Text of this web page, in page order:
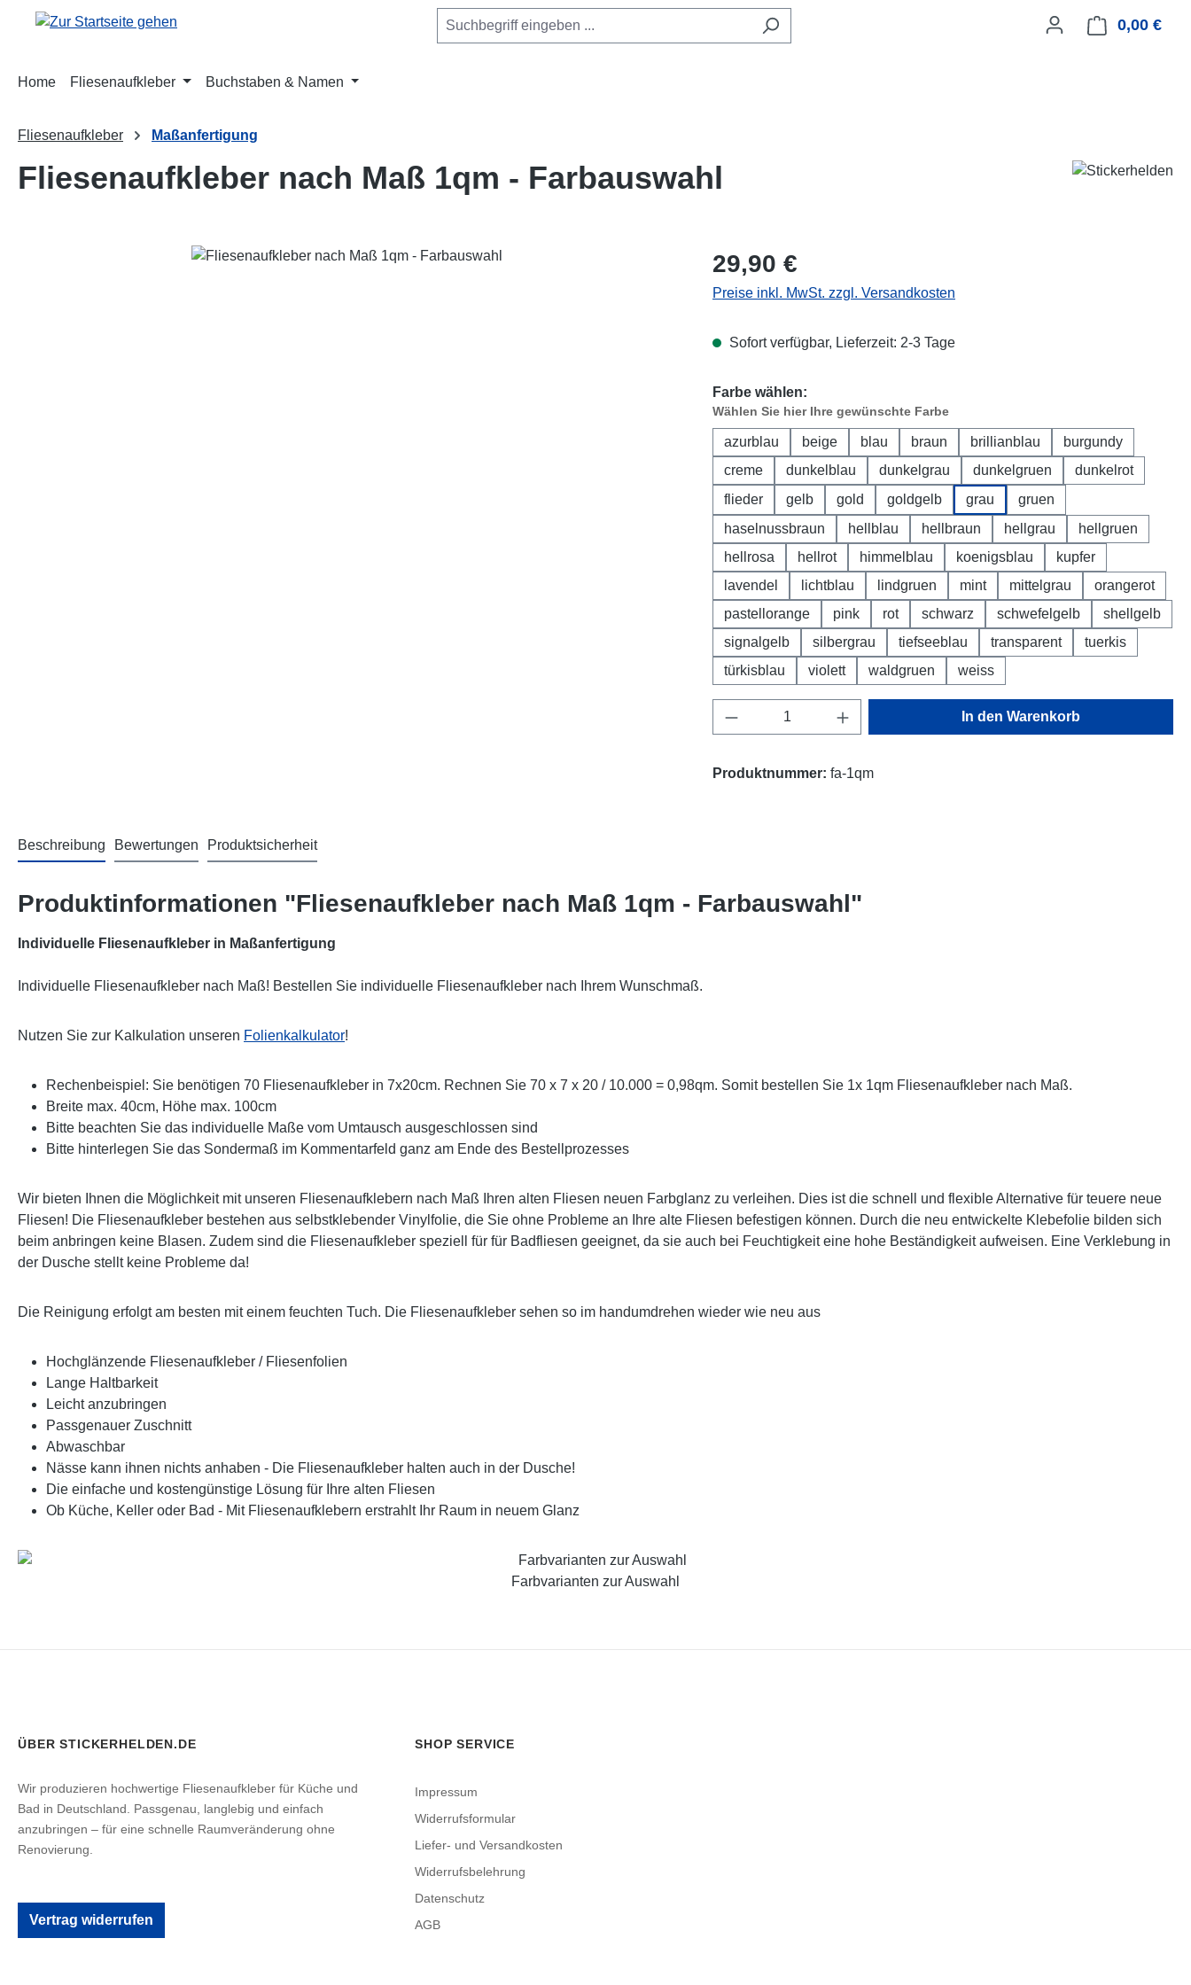
Hauptinhalt springen
Zur Suche springen
Zur Hauptnavigation springen 0,00 €
Home Fliesenaufkleber Buchstaben & Namen
Fliesenaufkleber Maßanfertigung
Fliesenaufkleber nach Maß 1qm - Farbauswahl
Regulärer Preis:
29,90 €
Preise inkl. MwSt. zzgl. Versandkosten
Sofort verfügbar, Lieferzeit: 2-3 Tage
Farbe wählen:
Wählen Sie hier Ihre gewünschte Farbe
azurblau beige blau braun brillianblau
burgundy
creme
dunkelblau dunkelgrau dunkelgruen
dunkelrot
flieder
gelb gold goldgelb grau
gruen
haselnussbraun
hellblau hellbraun hellgrau
hellgruen
hellrosa
hellrot himmelblau koenigsblau
kupfer
lavendel
lichtblau lindgruen mint mittelgrau
orangerot
pastellorange
pink rot schwarz schwefelgelb
shellgelb
signalgelb
silbergrau tiefseeblau transparent
tuerkis
türkisblau
violett waldgruen weiss
Produkt Anzahl: Gib den gewünschten Wert ein
In den Warenkorb
Produktnummer: fa-1qm
Beschreibung Bewertungen Produktsicherheit
Produktinformationen "Fliesenaufkleber nach Maß 1qm - Farbauswahl"
Individuelle Fliesenaufkleber in Maßanfertigung
Individuelle Fliesenaufkleber nach Maß! Bestellen Sie individuelle Fliesenaufkleber nach Ihrem Wunschmaß.
Nutzen Sie zur Kalkulation unseren Folienkalkulator!
Rechenbeispiel: Sie benötigen 70 Fliesenaufkleber in 7x20cm. Rechnen Sie 70 x 7 x 20 / 10.000 = 0,98qm. Somit bestellen Sie 1x 1qm Fliesenaufkleber nach Maß.
Breite max. 40cm, Höhe max. 100cm
Bitte beachten Sie das individuelle Maße vom Umtausch ausgeschlossen sind
Bitte hinterlegen Sie das Sondermaß im Kommentarfeld ganz am Ende des Bestellprozesses
Wir bieten Ihnen die Möglichkeit mit unseren Fliesenaufklebern nach Maß Ihren alten Fliesen neuen Farbglanz zu verleihen. Dies ist die schnell und flexible Alternative für teuere neue
Fliesen! Die Fliesenaufkleber bestehen aus selbstklebender Vinylfolie, die Sie ohne Probleme an Ihre alte Fliesen befestigen können. Durch die neu entwickelte Klebefolie bilden sich
beim anbringen keine Blasen. Zudem sind die Fliesenaufkleber speziell für für Badfliesen geeignet, da sie auch bei Feuchtigkeit eine hohe Beständigkeit aufweisen. Eine Verklebung in
der Dusche stellt keine Probleme da!
Die Reinigung erfolgt am besten mit einem feuchten Tuch. Die Fliesenaufkleber sehen so im handumdrehen wieder wie neu aus
Hochglänzende Fliesenaufkleber / Fliesenfolien
Lange Haltbarkeit
Leicht anzubringen
Passgenauer Zuschnitt
Abwaschbar
Nässe kann ihnen nichts anhaben - Die Fliesenaufkleber halten auch in der Dusche!
Die einfache und kostengünstige Lösung für Ihre alten Fliesen
Ob Küche, Keller oder Bad - Mit Fliesenaufklebern erstrahlt Ihr Raum in neuem Glanz
Farbvarianten zur Auswahl
ÜBER STICKERHELDEN.DE
Wir produzieren hochwertige Fliesenaufkleber für Küche und
Bad in Deutschland. Passgenau, langlebig und einfach
anzubringen – für eine schnelle Raumveränderung ohne
Renovierung.
Vertrag widerrufen
SHOP SERVICE
Impressum
Widerrufsformular
Liefer- und Versandkosten
Widerrufsbelehrung
Datenschutz
AGB